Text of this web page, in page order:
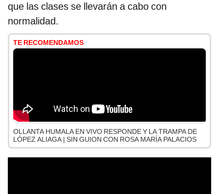
que las clases se llevarán a cabo con
normalidad.
TE RECOMENDAMOS
OLLANTA HUMALA EN VIVO RESPONDE Y LA TRAMPA DE
LÓPEZ ALIAGA | SIN GUION CON ROSA MARÍA PALACIOS